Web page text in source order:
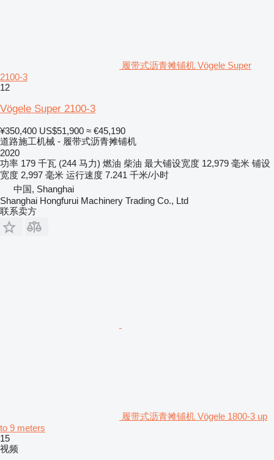
履带式沥青摊铺机 Vögele Super
2100-3
12
Vögele Super 2100-3
¥350,400 US$51,900 ≈ €45,190
道路施工机械 - 履带式沥青摊铺机
2020
功率 179 千瓦 (244 马力) 燃油 柴油 最大铺设宽度 12,979 毫米 铺设
宽度 2,997 毫米 运行速度 7.241 千米/小时
中国, Shanghai
Shanghai Hongfurui Machinery Trading Co., Ltd
联系卖方
履带式沥青摊铺机 Vögele 1800-3 up
to 9 meters
15
视频